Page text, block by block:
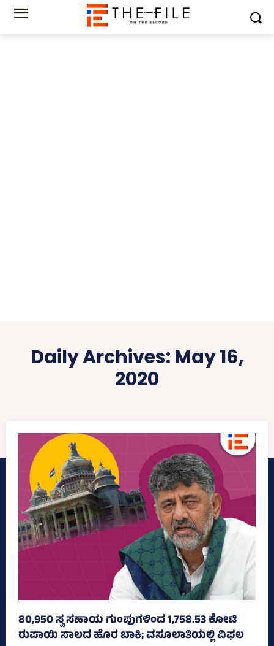
Daily Archives: May 16,
2020
80,950 ಸ್ವ ಸಹಾಯ ಗುಂಪುಗಳಿಂದ 1,758.53 ಕೋಟಿ
ರುಪಾಯಿ ಸಾಲದ ಹೊರ ಬಾಕಿ; ವಸೂಲಾತಿಯಲ್ಲಿ ವಿಫಲ